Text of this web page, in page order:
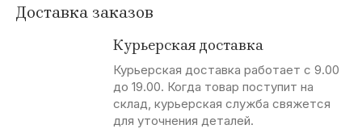
Доставка заказов
Курьерская доставка
Курьерская доставка работает с 9.00
до 19.00. Когда товар поступит на
склад, курьерская служба свяжется
для уточнения деталей.